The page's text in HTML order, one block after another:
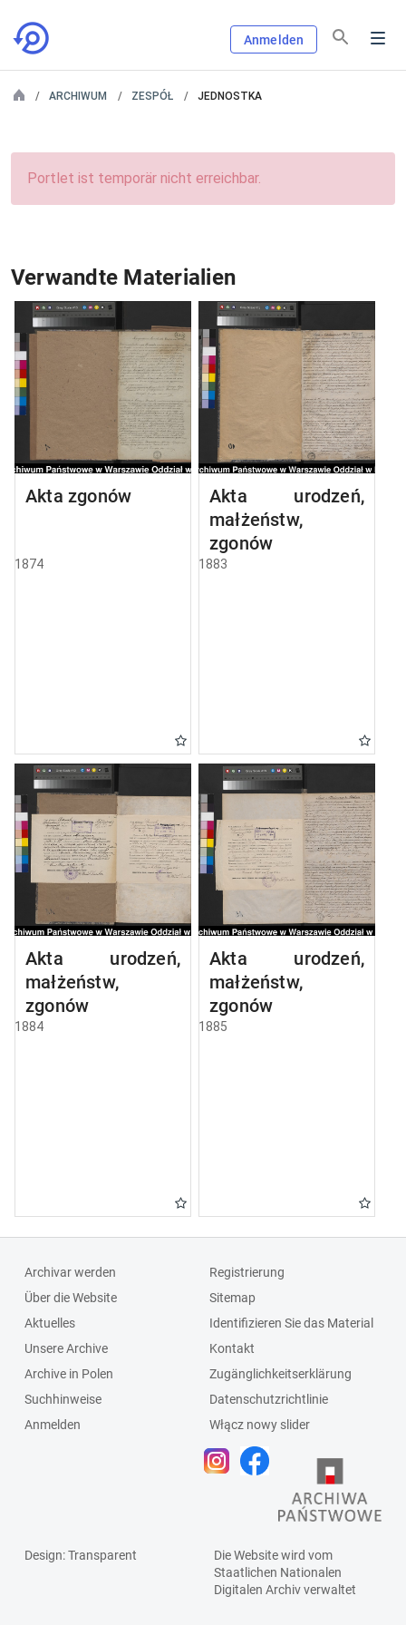
Anmelden
ARCHIWUM ZESPÓŁ JEDNOSTKA
Portlet ist temporär nicht erreichbar.
Verwandte Materialien
Akta zgonów
1874
Akta urodzeń,
małżeństw,
zgonów
1883
Akta urodzeń,
małżeństw,
zgonów
1884
Akta urodzeń,
małżeństw,
zgonów
1885
Archivar werden
Über die Website
Aktuelles
Unsere Archive
Archive in Polen
Suchhinweise
Anmelden
Registrierung
Sitemap
Identifizieren Sie das Material
Kontakt
Zugänglichkeitserklärung
Datenschutzrichtlinie
Włącz nowy slider
Design: Transparent
Die Website wird vom
Staatlichen Nationalen
Digitalen Archivverwaltet